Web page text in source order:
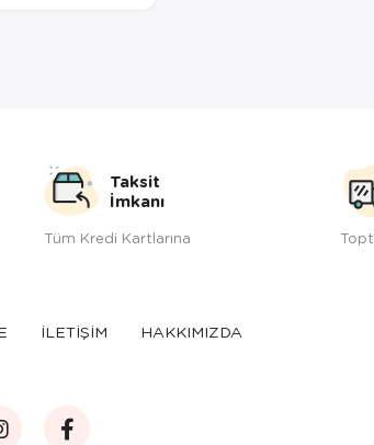
Taksit
İmkanı
Tüm Kredi Kartlarına
İLETİŞİM HAKKIMIZDA